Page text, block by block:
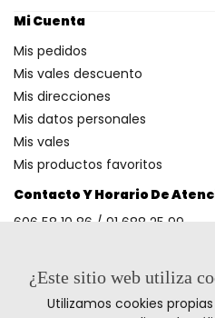
Contacto Y Horario De
606 58 10 86 / 91 688 25 99
Métodos De Pago
Mi Cuenta
Mis pedidos
Mis vales descuento
Mis direcciones
Mis datos personales
Mis vales
Mis productos favoritos
¿Este sitio web utiliza
Utilizamos cookies